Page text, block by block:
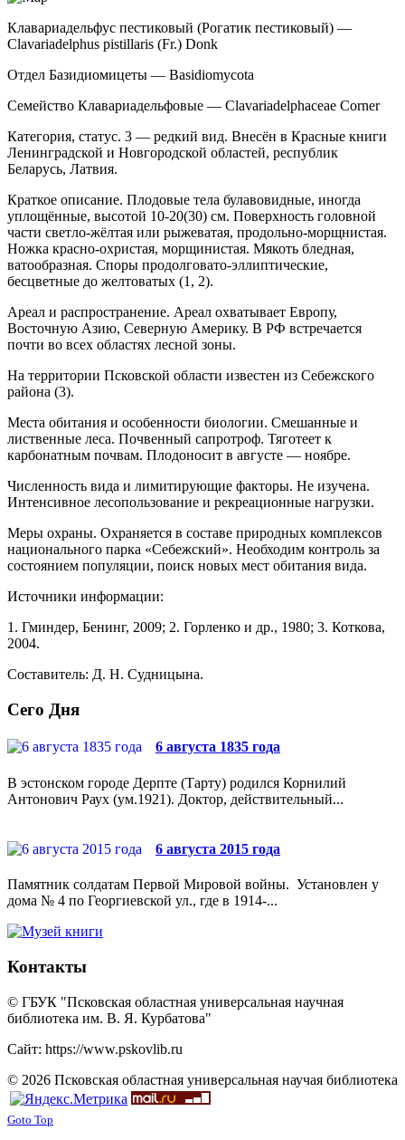
Клавариадельфус пестиковый (Рогатик пестиковый) —
Clavariadelphus pistillaris (Fr.) Donk
Отдел Базидиомицеты — Basidiomycota
Семейство Клавариадельфовые — Clavariadelphaceae Corner
Категория, статус. 3 — редкий вид. Внесён в Красные книги
Ленинградской и Нов­городской областей, республик
Беларусь, Латвия.
Краткое описание. Плодовые тела булавовид­ные, иногда
уплощённые, высотой 10-20(30) см. Поверхность головной
части светло-жёлтая или ры­жеватая, продольно-морщнистая.
Ножка красно-ох­ристая, морщинистая. Мякоть бледная,
ватообразная. Споры продолговато-эллиптические,
бесцветные до желтоватых (1, 2).
Ареал и распространение. Ареал охватывает Европу,
Восточную Азию, Северную Америку. В РФ встречается
почти во всех областях лесной зоны.
На территории Псковской области известен из Себежского
района (3).
Места обитания и особенности биологии. Смешанные и
лиственные леса. Почвенный сапротроф. Тяготеет к
карбонатным почвам. Плодоносит в августе — ноябре.
Численность вида и лимитирующие факто­ры. Не изучена.
Интенсивное лесопользование и ре­креационные нагрузки.
Меры охраны. Охраняется в составе природ­ных комплексов
национального парка «Себежский». Необходим контроль за
состоянием популяции, по­иск новых мест обитания вида.
Источники информации:
1. Гминдер, Бенинг, 2009; 2. Горленко и др., 1980; 3. Коткова,
2004.
Составитель: Д. Н. Судницына.
Сего Дня
6 августа 1835 года
В эстонском городе Дерпте (Тарту) родился Корнилий
Антонович Раух (ум.1921). Доктор, действительный...
6 августа 2015 года
Памятник солдатам Первой Мировой войны. Установлен у
дома № 4 по Георгиевской ул., где в 1914-...
Контакты
© ГБУК "Псковская областная универсальная научная
библиотека им. В. Я. Курбатова"
Сайт: https://www.pskovlib.ru
© 2026 Псковская областная универсальная научая библиотека
Goto Top